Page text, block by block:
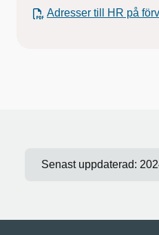
Adresser till HR på
Senast uppdaterad: